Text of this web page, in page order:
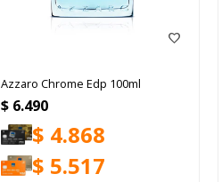
Azzaro Chrome Edp 100ml
$ 6.490
$ 4.868
$ 5.517